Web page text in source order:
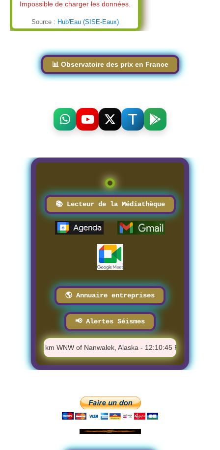
Impossible de charger les données.
Source : Hub'Eau (SISE-Eaux)
📊 Observatoire des prix en France
📚 Lecteur de la Médiathèque
🌎 Annuaire entreprises
📢 Alertes Séismes
M 1.4 - 66 km WNW of Nanwalek, Alaska - 12:10:45 PM